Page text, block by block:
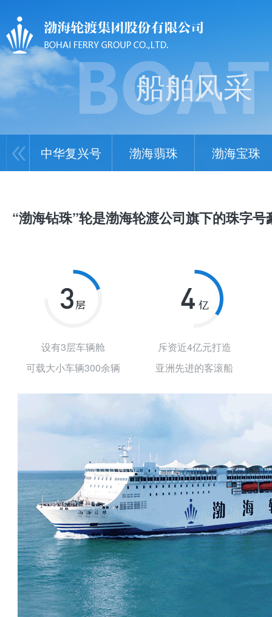
船舶风采
中华复兴号 渤海翡珠 渤海宝珠
“渤海钻珠”轮是渤海轮渡公司旗下的珠字号
设有3层车辆舱
可载大小车辆300余辆
斥资近4亿元打造
亚洲先进的客滚船